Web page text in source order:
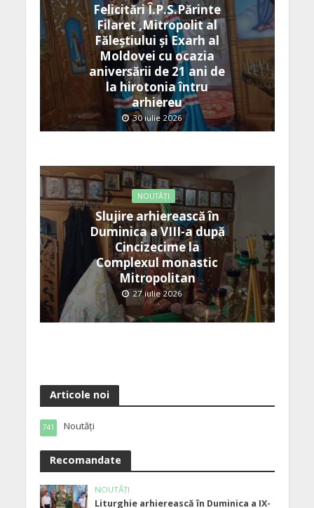
Felicitări Î.P.S.Părinte
Filaret ,Mitropolit al
Făleștiului și Exarh al
Moldovei cu ocazia
aniversării de 21 ani de
la hirotonia întru
arhiereu
30 iulie 2026
NOUTĂȚI
Slujire arhierească în
Duminica a VIII-a după
Cincizecime la
Complexul monastic
Mitropolitan
27 iulie 2026
Articole noi
Noutăți
741
Recomandate
NOUTĂȚI
Liturghie arhierească în Duminica a IX-